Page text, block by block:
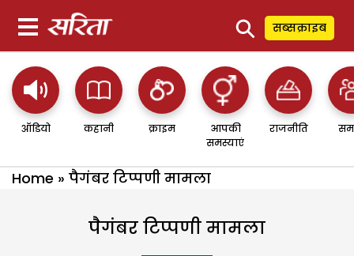
⚲ सब्सक्राइब
ऑडियो कहानी क्राइम
आपकी
समस्याएं
राजनीति
Home » पैगंबर टिप्पणी मामला
पैगंबर टिप्पणी मामला